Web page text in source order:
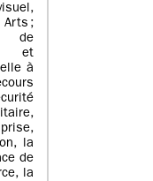
;
de
et
à
la
de
la